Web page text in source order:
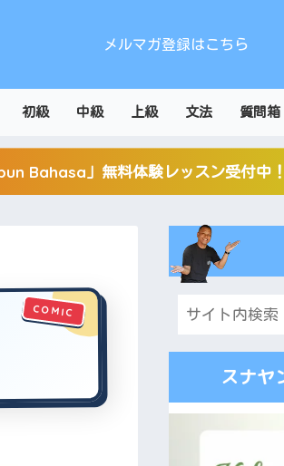
初級 中級 上級 文法 質問箱
メルマガ登録はこちら
Bahasa」無料体験レッスン受付中
スナヤ